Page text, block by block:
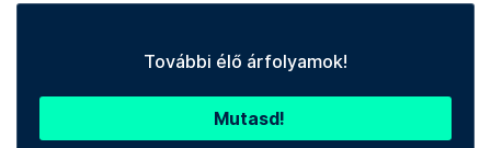
További élő árfolyamok!
Mutasd!